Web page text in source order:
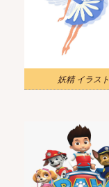
妖精 イラスト